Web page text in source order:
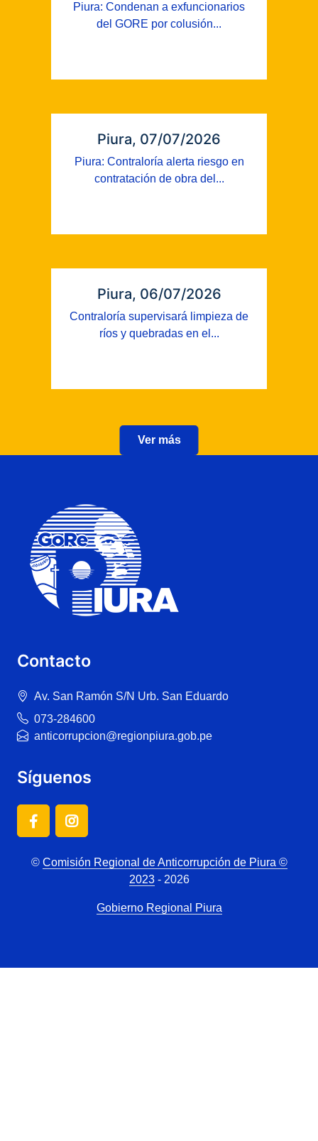
Piura: Condenan a exfuncionarios
del GORE por colusión...
Piura, 07/07/2026
Piura: Contraloría alerta riesgo en
contratación de obra del...
Piura, 06/07/2026
Contraloría supervisará limpieza de
ríos y quebradas en el...
Ver más
Contacto
Av. San Ramón S/N Urb. San Eduardo
073-284600
anticorrupcion@regionpiura.gob.pe
Síguenos
© Comisión Regional de Anticorrupción de Piura ©
2023- 2026
Gobierno Regional Piura